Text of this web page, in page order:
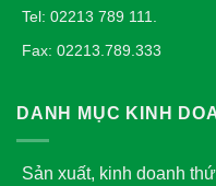
Tel: 02213 789 111.
Fax: 02213.789.333
DANH MỤC KINH
Sản xuất, kinh doanh